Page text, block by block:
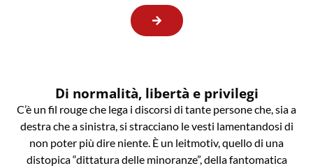
Di normalità, libertà e privilegi
C’è un fil rouge che lega i discorsi di tante persone che, sia a
destra che a sinistra, si stracciano le vesti lamentandosi di
non poter più dire niente. È un leitmotiv, quello di una
distopica “dittatura delle minoranze”, della fantomatica